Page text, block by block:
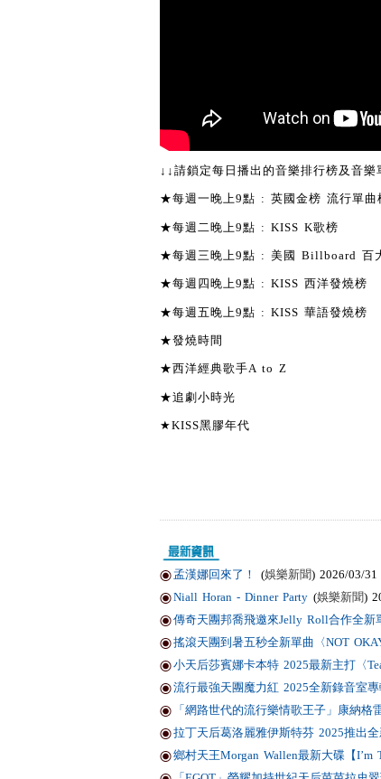
↓↓請鎖定每日播出的音樂排行榜及音樂
★每週一晚上9點 : 英國金榜 流行單曲
★每週二晚上9點 : KISS K歌榜
★每週三晚上9點 : 美國 Billboard 百
★每週四晚上9點 : KISS 西洋發燒榜
★每週五晚上9點 : KISS 華語發燒榜
★發燒時間
★西洋經典歌手A to Z
★追劇小時光
★KISS黑膠年代
孟漢娜回來了！ (娛樂新聞) 2026/03/31
Niall Horan - Dinner Party (娛樂新聞)
傳奇天團邦喬飛邀來Jelly Roll合作全新
搖滾天團到暑五秒全新單曲〈NOT OKAY
小天后莎賓娜卡本特 2025最新主打〈
流行最強天團魔力紅 2025全新錄音室專
「網路世代的流行樂情歌王子」康納格
拉丁天后葛洛麗雅伊斯特芬 2025推出全
鄉村天王Morgan Wallen最新大碟【